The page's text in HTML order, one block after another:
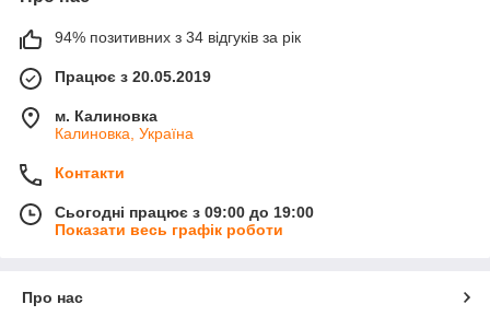
94% позитивних з 34 відгуків за рік
Працює з 20.05.2019
м. Калиновка
Калиновка, Україна
Контакти
Сьогодні працює з 09:00 до 19:00
Показати весь графік роботи
Про нас